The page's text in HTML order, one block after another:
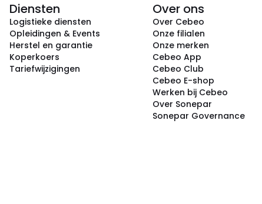
Diensten
Logistieke diensten
Opleidingen & Events
Herstel en garantie
Koperkoers
Tariefwijzigingen
Over ons
Over Cebeo
Onze filialen
Onze merken
Cebeo App
Cebeo Club
Cebeo E-shop
Werken bij Cebeo
Over Sonepar
Sonepar Governance